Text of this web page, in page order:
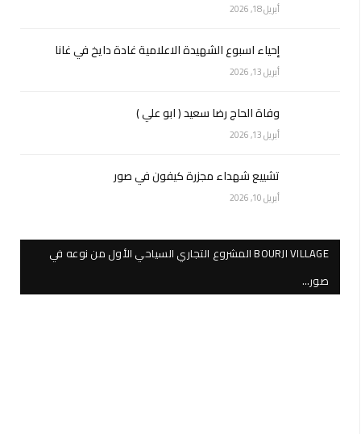
أبريل 18, 2026
إحياء اسبوع الشهيدة الاعلامية غادة دايخ في غانا
أبريل 13, 2026
وفاة الحاج رضا سعيد ( ابو علي )
أبريل 13, 2026
تشييع شهداء مجزرة كيفون في صور
أبريل 10, 2026
BOURJI VILLAGE المشروع التجاري السياحي الأول من نوعه في
صور…